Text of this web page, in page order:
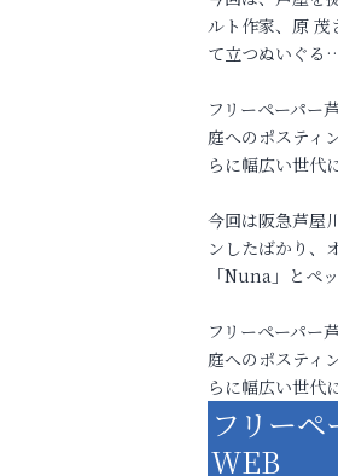
ルト作家、原 茂
て立つぬいぐる
フリーペーパー
庭へのポスティ
らに幅広い世代
今回は阪急芦屋
ンしたばかり、
「Nuna」とペ
フリーペーパー
庭へのポスティ
らに幅広い世代
フリー
WEB